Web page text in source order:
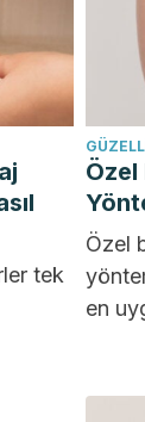
tek
Özel
Özel
en